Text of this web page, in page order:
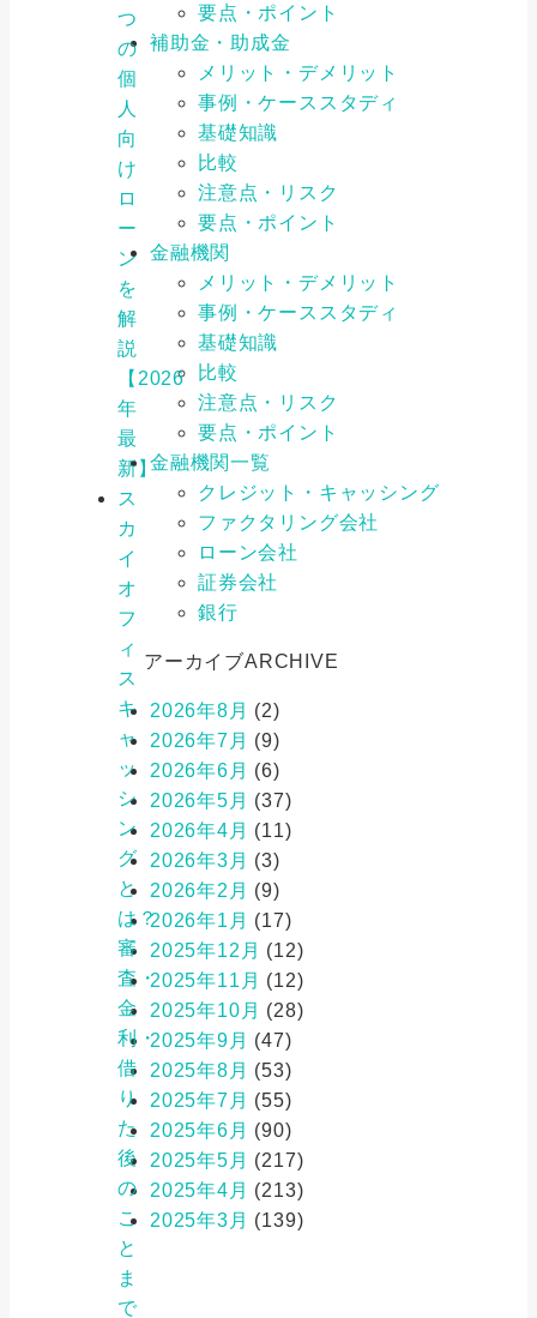
つ
の
個
人
向
け
ロ
ー
ン
を
解
説
【2026
年
最
新】
ス
カ
イ
オ
フ
ィ
ス
キ
ャ
ッ
シ
ン
グ
と
は？
審
査・
金
利・
借
り
た
後
の
こ
と
ま
で
要点・ポイント
補助金・助成金
メリット・デメリット
事例・ケーススタディ
基礎知識
比較
注意点・リスク
要点・ポイント
金融機関
メリット・デメリット
事例・ケーススタディ
基礎知識
比較
注意点・リスク
要点・ポイント
金融機関一覧
クレジット・キャッシング
ファクタリング会社
ローン会社
証券会社
銀行
アーカイブARCHIVE
2026年8月 (2)
2026年7月 (9)
2026年6月 (6)
2026年5月 (37)
2026年4月 (11)
2026年3月 (3)
2026年2月 (9)
2026年1月 (17)
2025年12月 (12)
2025年11月 (12)
2025年10月 (28)
2025年9月 (47)
2025年8月 (53)
2025年7月 (55)
2025年6月 (90)
2025年5月 (217)
2025年4月 (213)
2025年3月 (139)